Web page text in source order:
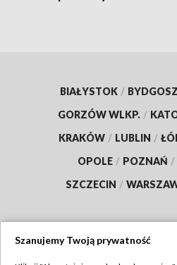
BIAŁYSTOK /
GORZÓW WLKP. /
KRAKÓW / LUBLIN /
OPOLE / POZNAŃ /
SZCZECIN /
Szanujemy Twoją prywatność